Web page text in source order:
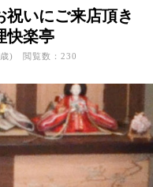
祝いにご来店頂き
料理快楽亭
) 閲覧数：230